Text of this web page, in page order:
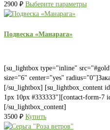
2900 ₽ Выберите параметры
Подвеска «Манарага»
[su_lightbox type="inline"
size="6" center="yes"
[/su_lightbox] [su_lightbox_content
1px 10px #333333"][contact-form-7
[/su_lightbox_content]
3500 ₽ Купить